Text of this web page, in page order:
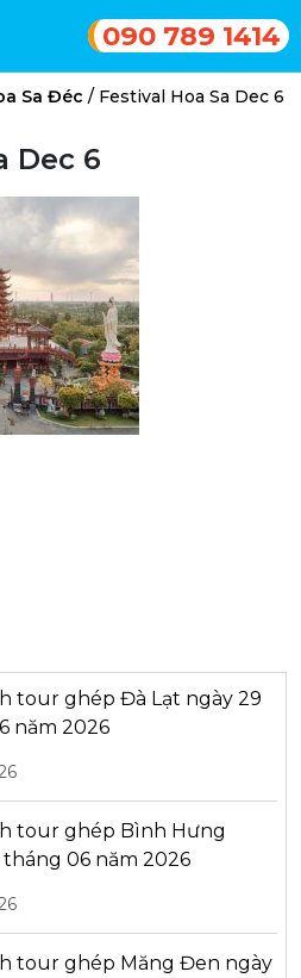
090 789 1414
Sa Đéc / Festival Hoa Sa Dec 6
Dec 6
tour ghép Đà Lạt ngày 29
năm 2026
tour ghép Bình Hưng
tháng 06 năm 2026
tour ghép Măng Đen ngày